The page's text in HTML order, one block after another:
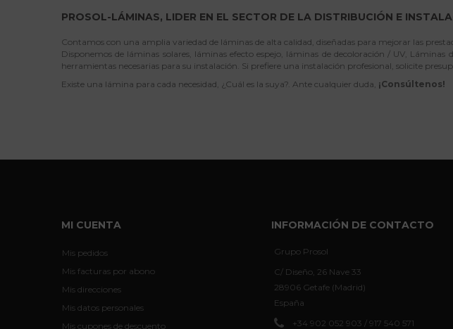
PROSOL-LÁMINAS, LIDER EN EL SECTOR DE LA DISTRIBUCIÓN E
Contamos con una amplia variedad de láminas de alta calidad, diseñadas para mejorar las
Disponemos de láminas solares, láminas efecto espejo, láminas de decoloración / UV,
herramientas necesarias para su instalación. Si prefiere una instalación profesional, solicite
Existe una lámina para cada necesidad, ¿Cuál es la suya?. Ante cualquier duda, ¡Consúltenos!
MI CUENTA
Mis pedidos
Mis facturas por abono
Mis direcciones
Mis datos personales
Mis cupones de descuento
INFORMACIÓN DE CONTACTO
Grupo Prosol
C/ Diseño, 26 Nave 33
28906 Getafe (Madrid)
España
+34 902 052 903 / 917 540 571